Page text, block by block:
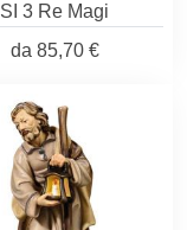
SI 3 Re Magi
da 85,70 €